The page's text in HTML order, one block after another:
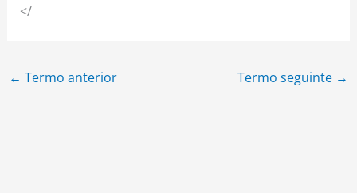
</
← Termo anterior Termo seguinte →